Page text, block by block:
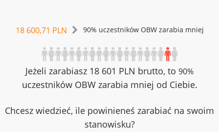
18 600,71 PLN 90% uczestników OBW zarabia mniej
Jeżeli zarabiasz 18 601 PLN brutto, to 90%
uczestników OBW zarabia mniej od Ciebie.
Chcesz wiedzieć, ile powinieneś zarabiać na swoim
stanowisku?